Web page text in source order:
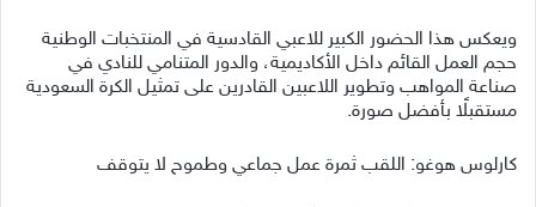
ويعكس هذا الحضور الكبير للاعبي القادسية في المنتخبات الوطنية
حجم العمل القائم داخل الأكاديمية، والدور المتنامي للنادي في
صناعة المواهب وتطوير اللاعبين القادرين على تمثيل الكرة السعودية
مستقبلًا بأفضل صورة.
كارلوس هوغو: اللقب ثمرة عمل جماعي وطموح لا يتوقف